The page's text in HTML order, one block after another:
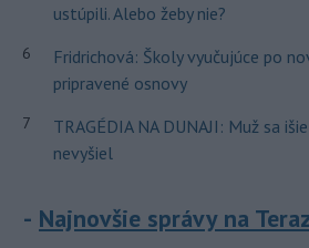
ustúpili. Alebo žeby nie?
6
Fridrichová: Školy vyučujúce po
pripravené osnovy
7
TRAGÉDIA NA DUNAJI: Muž sa
nevyšiel
Najnovšie správy na